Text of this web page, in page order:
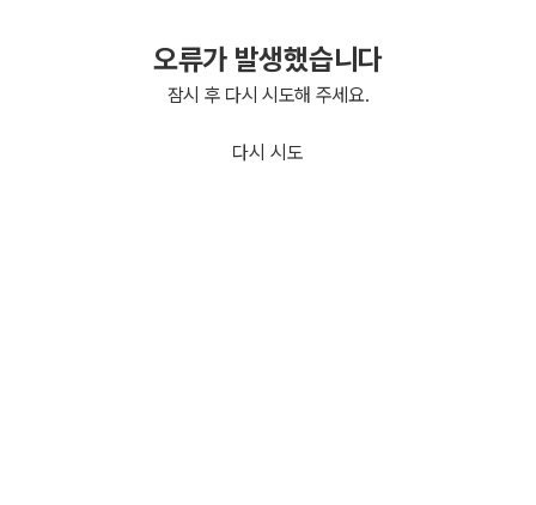
오류가 발생했습니다
잠시 후 다시 시도해 주세요.
다시 시도